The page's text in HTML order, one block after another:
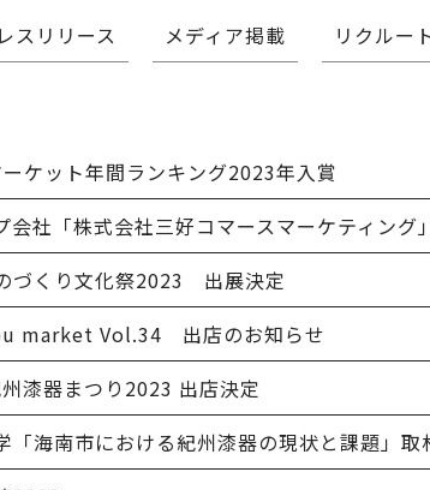
スリリース メディア掲載 リクルー
ケット年間ランキング2023年入賞
会社「株式会社三好コマースマーケティング
づくり文化祭2023 出展決定
market Vol.34 出店のお知らせ
漆器まつり2023 出店決定
「海南市における紀州漆器の現状と課題」取